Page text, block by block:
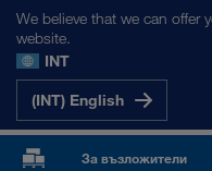
We believe that we can offer
website.
INT
(INT) English
За възложители